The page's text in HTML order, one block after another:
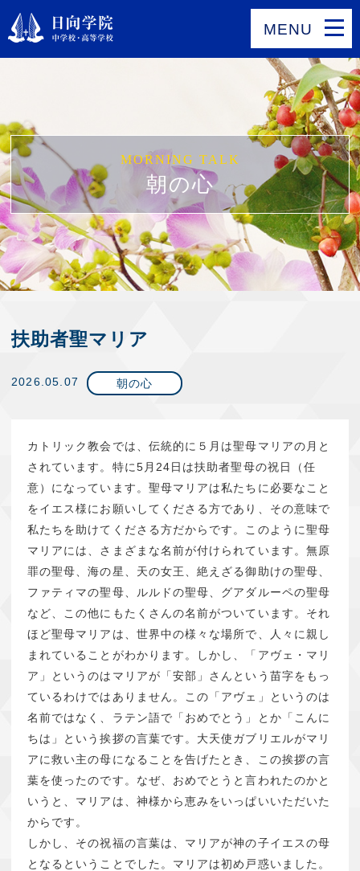
MENU
MORNING TALK
朝の心
扶助者聖マリア
2026.05.07 朝の心
カトリック教会では、伝統的に５月は聖母マリアの月と
されています。特に5月24日は扶助者聖母の祝日（任
意）になっています。聖母マリアは私たちに必要なこと
をイエス様にお願いしてくださる方であり、その意味で
私たちを助けてくださる方だからです。このように聖母
マリアには、さまざまな名前が付けられています。無原
罪の聖母、海の星、天の女王、絶えざる御助けの聖母、
ファティマの聖母、ルルドの聖母、グアダルーペの聖母
など、この他にもたくさんの名前がついています。それ
ほど聖母マリアは、世界中の様々な場所で、人々に親し
まれていることがわかります。しかし、「アヴェ・マリ
ア」というのはマリアが「安部」さんという苗字をもっ
ているわけではありません。この「アヴェ」というのは
名前ではなく、ラテン語で「おめでとう」とか「こんに
ちは」という挨拶の言葉です。大天使ガブリエルがマリ
アに救い主の母になることを告げたとき、この挨拶の言
葉を使ったのです。なぜ、おめでとうと言われたのかと
いうと、マリアは、神様から恵みをいっぱいいただいた
からです。
しかし、その祝福の言葉は、マリアが神の子イエスの母
となるということでした。マリアは初め戸惑いました。